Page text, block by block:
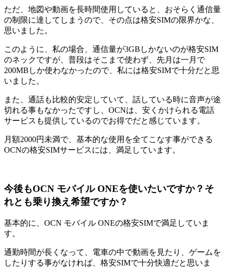
ただ、地図や動画を長時間使用していると、おそらく通信量
の制限に達してしまうので、その点は格安SIMの限界かな、
思いました。
このように、私の場合、通信量が3GBしかないのが格安SIM
のネックですが、普段はそこまで使わず、先月は一月で
200MBしか使わなかったので、私には格安SIMで十分だと思
いました。
また、通話も比較的安定していて、話している時に音声が途
切れる事もなかったですし、OCNは、安くかけられる電話
サービスも提供しているのでお得でだと感じています。
月額2000円未満で、基本的な使用を全てこなす事ができる
OCNの格安SIMサービスには、満足しています。
今後もOCN モバイル ONEを使いたいですか？そ
れとも乗り換え希望ですか？
基本的に、OCN モバイル ONEの格安SIMで満足していま
す。
通勤時間が長くなって、電車の中で動画を見たり、ゲームを
したりする事がなければ、格安SIMで十分快適だと思いま